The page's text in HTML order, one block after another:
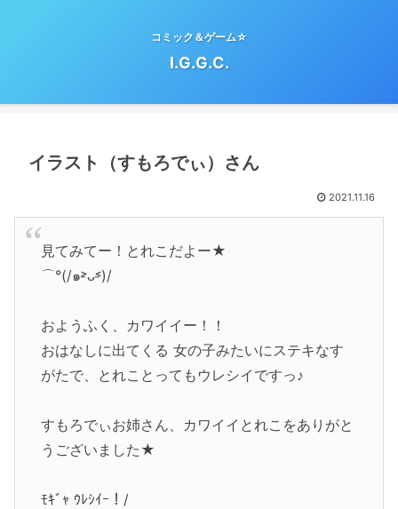
コミック＆ゲーム☆
I.G.G.C.
イラスト（すもろでぃ）さん
2021.11.16
見てみてー！とれこだよー★
⌒°(/๑˃̵ᴗ˂̵)/
おようふく、カワイイー！！
おはなしに出てくる 女の子みたいにステキなす
がたで、とれことってもウレシイですっ♪
すもろでぃお姉さん、カワイイとれこをありがと
うございました★
ﾓｷﾞｬ ｳﾚｼｲｰ！/